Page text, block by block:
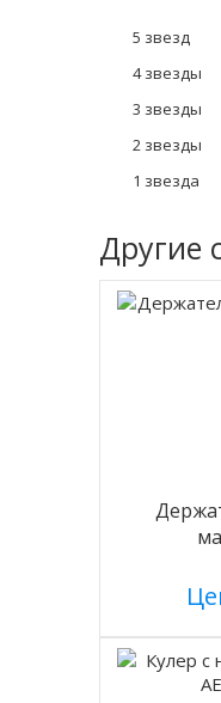
5 звезд
4 звезды
3 звезды
2 звезды
1 звезда
Другие